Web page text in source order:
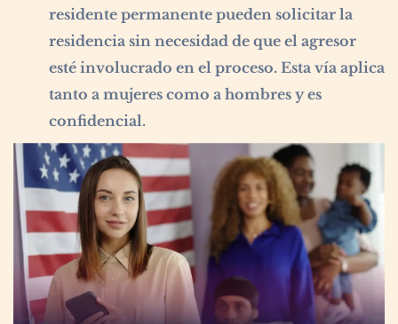
residente permanente pueden solicitar la
residencia sin necesidad de que el agresor
esté involucrado en el proceso. Esta vía aplica
tanto a mujeres como a hombres y es
confidencial.